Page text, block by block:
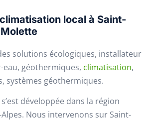
local à Saint-
solutions écologiques, installateur
eau, géothermiques, climatisation,
systèmes géothermiques.
développée dans la région
Nous intervenons sur Saint-